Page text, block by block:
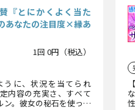
『とにかくよく当た
あなたの注目度×縁あ
1回 0円（税込）
うに、状況を当てられ
内容の充実さ、すべて
。彼女の秘石を使った